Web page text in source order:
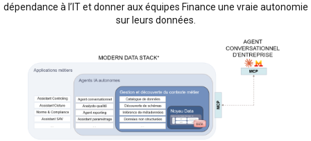
dépendance à l’IT et donner aux équipes Finance une vraie autonomie
sur leurs données.